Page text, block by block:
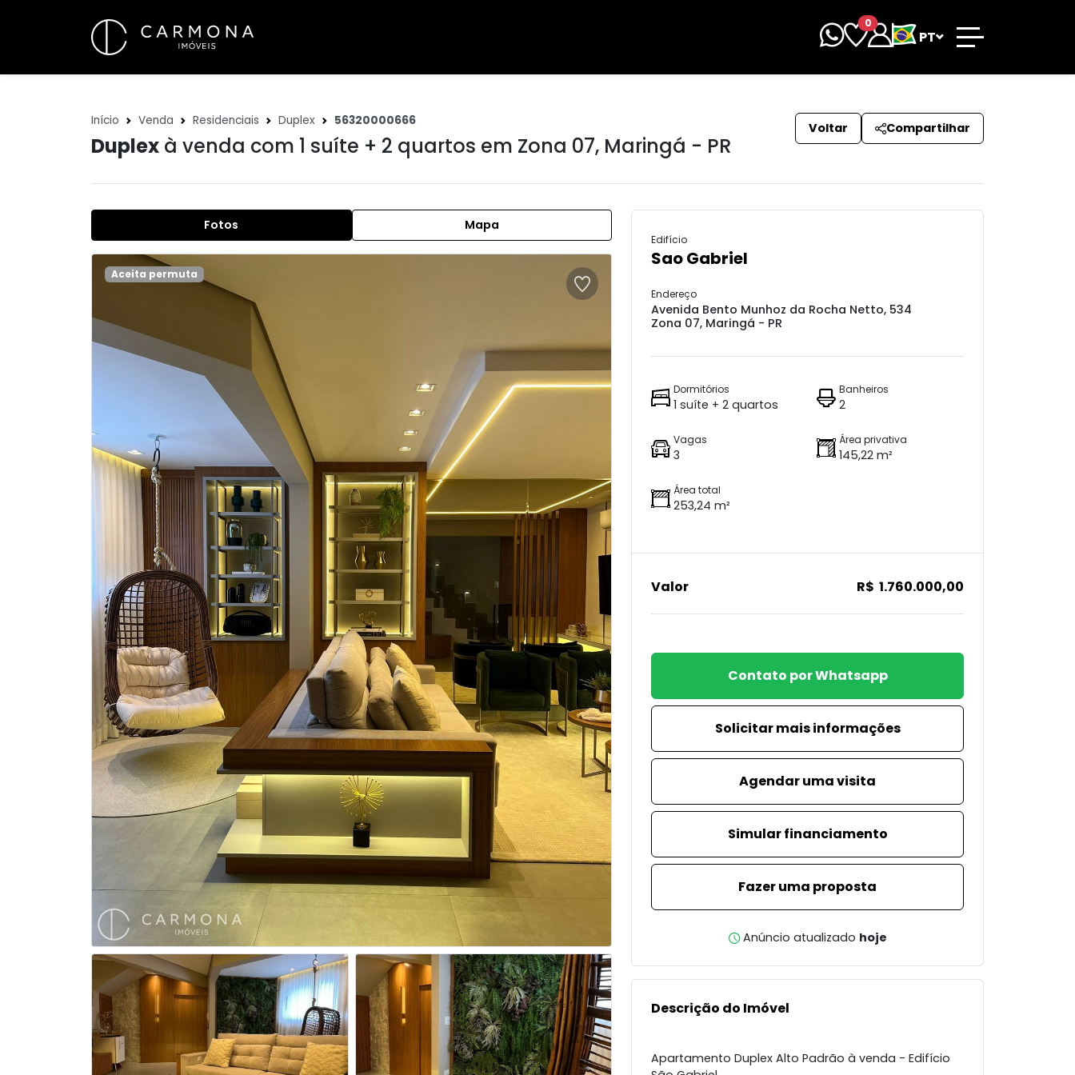
0
PT
Início Venda Residenciais Duplex 56320000666
Duplex à venda com 1 suíte + 2 quartos em Zona 07, Maringá - PR
Voltar Compartilhar
Fotos Mapa
Aceita permuta
Edifício
Sao Gabriel
Endereço
Avenida Bento Munhoz da Rocha Netto, 534
Zona 07, Maringá - PR
Dormitórios
1 suíte + 2 quartos
Banheiros
2
Vagas
3
Área privativa
145,22 m²
Área total
253,24 m²
Valor R$ 1.760.000,00
Contato por Whatsapp
Solicitar mais informações
Agendar uma visita
Simular financiamento
Fazer uma proposta
Anúncio atualizado hoje
Descrição do Imóvel
Apartamento Duplex Alto Padrão à venda - Edifício